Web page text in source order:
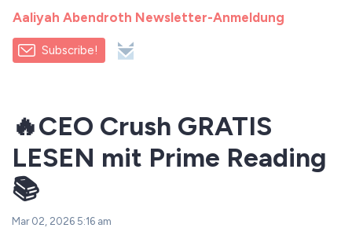
Aaliyah Abendroth Newsletter-Anmeldung
Subscribe!
🔥CEO Crush GRATIS
LESEN mit Prime Reading
📚
Mar 02, 2026 5:16 am